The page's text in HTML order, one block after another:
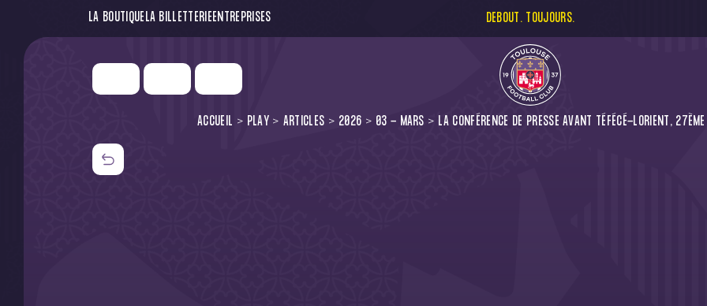
LA BOUTIQUELA BILLETTERIEENTREPRISES DEBOUT. TOUJOURS.
ACCUEIL PLAY ARTICLES 2026 03 - MARS LA CONFÉRENCE DE PRESSE AVANT TÉFÉCÉ-LORIENT,